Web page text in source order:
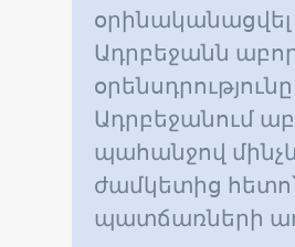
Ադրբեջանն
Ադրբեջանում
պահանջով
ժամկետից
պատճառների